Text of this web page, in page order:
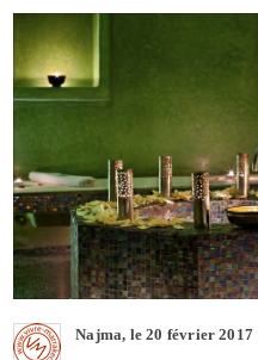
Najma, le 20 février 2017